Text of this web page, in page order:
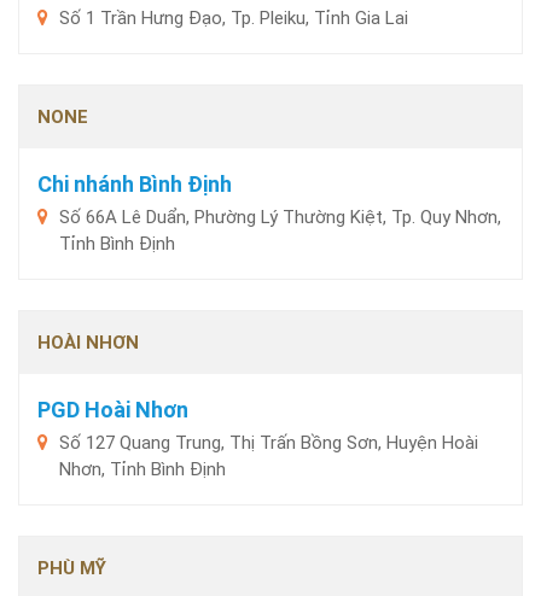
Số 1 Trần Hưng Đạo, Tp. Pleiku, Tỉnh Gia Lai
NONE
Chi nhánh Bình Định
Số 66A Lê Duẩn, Phường Lý Thường Kiệt, Tp. Quy Nhơn,
Tỉnh Bình Định
HOÀI NHƠN
PGD Hoài Nhơn
Số 127 Quang Trung, Thị Trấn Bồng Sơn, Huyện Hoài
Nhơn, Tỉnh Bình Định
PHÙ MỸ